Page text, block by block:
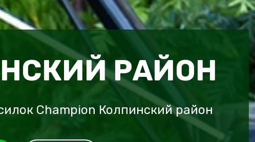
РАЙОН
Champion Колпинский район